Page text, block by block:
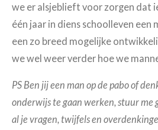
we er alsjeblieft voor zorgen dat
één jaar in diens schoolleven
een zo breed mogelijke
we wel weer verder hoe we
PS Ben jij een man op de pabo of
onderwijs te gaan werken, stuur me
al je vragen, twijfels en